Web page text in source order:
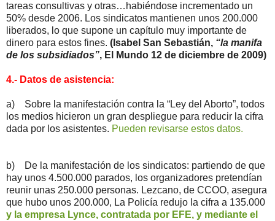
tareas consultivas y otras…habiéndose incrementado un
50% desde 2006. Los sindicatos mantienen unos 200.000
liberados, lo que supone un capítulo muy importante de
dinero para estos fines. (Isabel San Sebastián, “la manifa
de los subsidiados”, El Mundo 12 de diciembre de 2009)
4.- Datos de asistencia:
a) Sobre la manifestación contra la “Ley del Aborto”, todos
los medios hicieron un gran despliegue para reducir la cifra
dada por los asistentes. Pueden revisarse estos datos.
b) De la manifestación de los sindicatos: partiendo de que
hay unos 4.500.000 parados, los organizadores pretendían
reunir unas 250.000 personas. Lezcano, de CCOO, asegura
que hubo unos 200.000, La Policía redujo la cifra a 135.000
y la empresa Lynce, contratada por EFE, y mediante el